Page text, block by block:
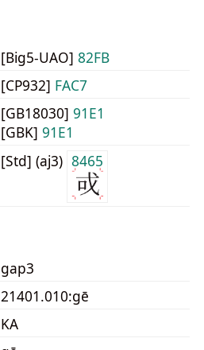
[Big5-UAO] 82FB
[CP932] FAC7
[GB18030] 91E1
[GBK] 91E1
[Std] (aj3) 8465
gap3
21401.010:gē
KA